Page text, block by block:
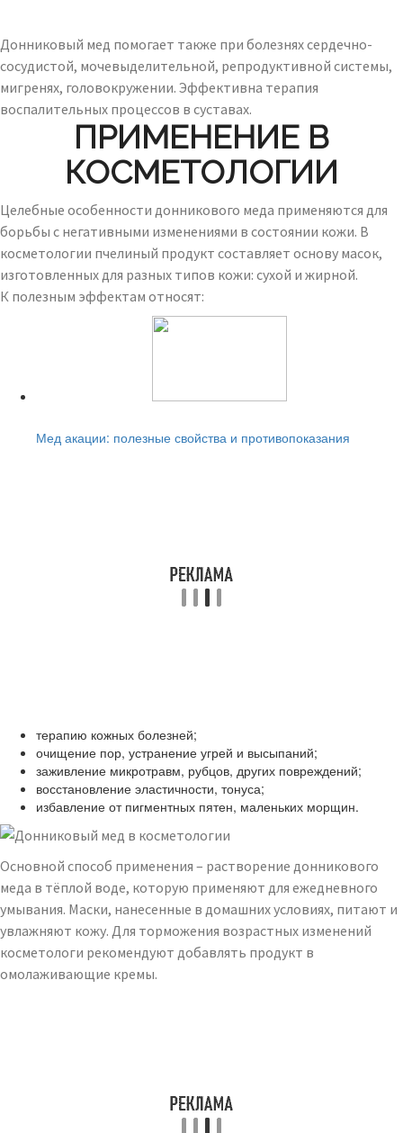
Донниковый мед помогает также при болезнях сердечно-
сосудистой, мочевыделительной, репродуктивной системы,
мигренях, головокружении. Эффективна терапия
воспалительных процессов в суставах.
ПРИМЕНЕНИЕ В
КОСМЕТОЛОГИИ
Целебные особенности донникового меда применяются для
борьбы с негативными изменениями в состоянии кожи. В
косметологии пчелиный продукт составляет основу масок,
изготовленных для разных типов кожи: сухой и жирной.
К полезным эффектам относят:
Мед акации: полезные свойства и противопоказания
терапию кожных болезней;
очищение пор, устранение угрей и высыпаний;
заживление микротравм, рубцов, других повреждений;
восстановление эластичности, тонуса;
избавление от пигментных пятен, маленьких морщин.
Основной способ применения – растворение донникового
меда в тёплой воде, которую применяют для ежедневного
умывания. Маски, нанесенные в домашних условиях, питают и
увлажняют кожу. Для торможения возрастных изменений
косметологи рекомендуют добавлять продукт в
омолаживающие кремы.